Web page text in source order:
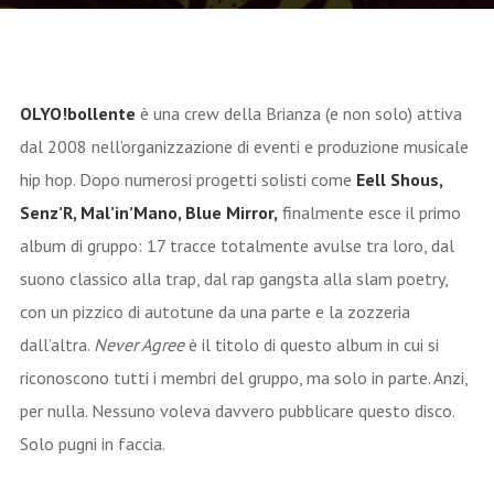
OLYO!bollente è una crew della Brianza (e non solo) attiva
dal 2008 nell’organizzazione di eventi e produzione musicale
hip hop. Dopo numerosi progetti solisti come Eell Shous,
Senz’R, Mal’in’Mano, Blue Mirror, finalmente esce il primo
album di gruppo: 17 tracce totalmente avulse tra loro, dal
suono classico alla trap, dal rap gangsta alla slam poetry,
con un pizzico di autotune da una parte e la zozzeria
dall’altra. Never Agreeè il titolo di questo album in cui si
riconoscono tutti i membri del gruppo, ma solo in parte. Anzi,
per nulla. Nessuno voleva davvero pubblicare questo disco.
Solo pugni in faccia.